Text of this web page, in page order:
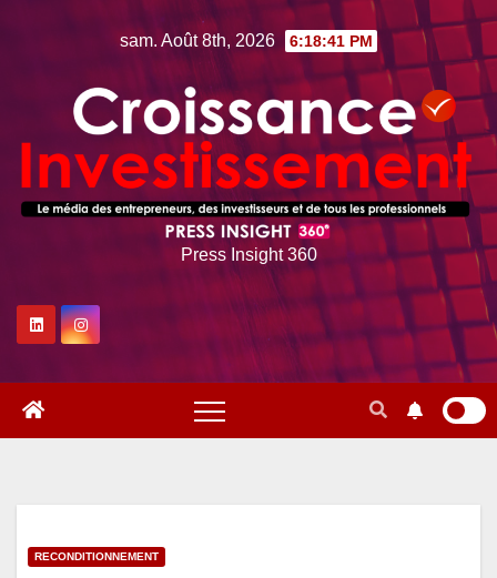
sam. Août 8th, 2026 6:18:43 PM
Press Insight 360
RECONDITIONNEMENT